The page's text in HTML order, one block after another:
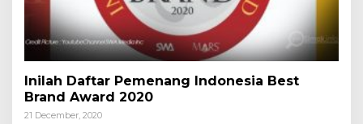
Inilah Daftar Pemenang Indonesia Best
Brand Award 2020
21 December, 2020